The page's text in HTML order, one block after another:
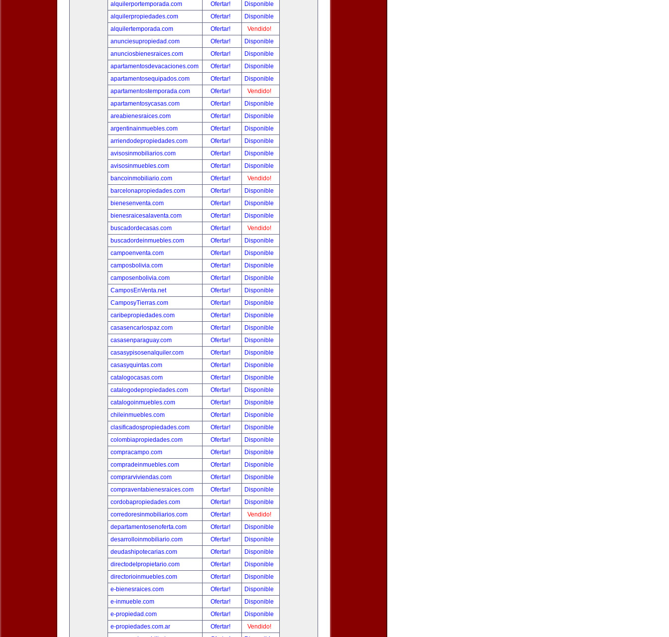
alquilerportemporada.com
Ofertar!
Disponible
alquilerpropiedades.com
Ofertar!
Disponible
alquilertemporada.com
Ofertar!
Vendido!
anunciesupropiedad.com
Ofertar!
Disponible
anunciosbienesraices.com
Ofertar!
Disponible
apartamentosdevacaciones.com
Ofertar!
Disponible
apartamentosequipados.com
Ofertar!
Disponible
apartamentostemporada.com
Ofertar!
Vendido!
apartamentosycasas.com
Ofertar!
Disponible
areabienesraices.com
Ofertar!
Disponible
argentinainmuebles.com
Ofertar!
Disponible
arriendodepropiedades.com
Ofertar!
Disponible
avisosinmobiliarios.com
Ofertar!
Disponible
avisosinmuebles.com
Ofertar!
Disponible
bancoinmobiliario.com
Ofertar!
Vendido!
barcelonapropiedades.com
Ofertar!
Disponible
bienesenventa.com
Ofertar!
Disponible
bienesraicesalaventa.com
Ofertar!
Disponible
buscadordecasas.com
Ofertar!
Vendido!
buscadordeinmuebles.com
Ofertar!
Disponible
campoenventa.com
Ofertar!
Disponible
camposbolivia.com
Ofertar!
Disponible
camposenbolivia.com
Ofertar!
Disponible
CamposEnVenta.net
Ofertar!
Disponible
CamposyTierras.com
Ofertar!
Disponible
caribepropiedades.com
Ofertar!
Disponible
casasencarlospaz.com
Ofertar!
Disponible
casasenparaguay.com
Ofertar!
Disponible
casasypisosenalquiler.com
Ofertar!
Disponible
casasyquintas.com
Ofertar!
Disponible
catalogocasas.com
Ofertar!
Disponible
catalogodepropiedades.com
Ofertar!
Disponible
catalogoinmuebles.com
Ofertar!
Disponible
chileinmuebles.com
Ofertar!
Disponible
clasificadospropiedades.com
Ofertar!
Disponible
colombiapropiedades.com
Ofertar!
Disponible
compracampo.com
Ofertar!
Disponible
compradeinmuebles.com
Ofertar!
Disponible
comprarviviendas.com
Ofertar!
Disponible
compraventabienesraices.com
Ofertar!
Disponible
cordobapropiedades.com
Ofertar!
Disponible
corredoresinmobiliarios.com
Ofertar!
Vendido!
departamentosenoferta.com
Ofertar!
Disponible
desarrolloinmobiliario.com
Ofertar!
Disponible
deudashipotecarias.com
Ofertar!
Disponible
directodelpropietario.com
Ofertar!
Disponible
directorioinmuebles.com
Ofertar!
Disponible
e-bienesraices.com
Ofertar!
Disponible
e-inmueble.com
Ofertar!
Disponible
e-propiedad.com
Ofertar!
Disponible
e-propiedades.com.ar
Ofertar!
Vendido!